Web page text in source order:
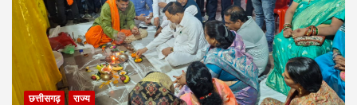
छत्तीसगढ़ राज्य